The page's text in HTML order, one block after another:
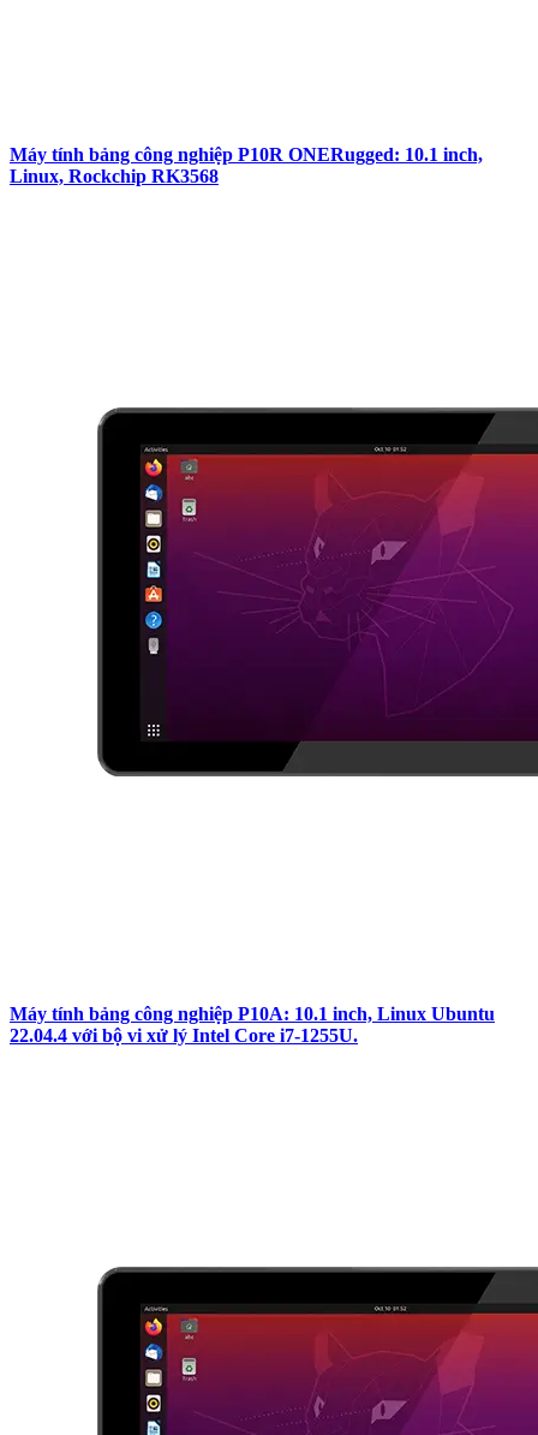
Máy tính bảng công nghiệp P10R ONERugged: 10.1 inch,
Linux, Rockchip RK3568
Máy tính bảng công nghiệp P10A: 10.1 inch, Linux Ubuntu
22.04.4 với bộ vi xử lý Intel Core i7-1255U.